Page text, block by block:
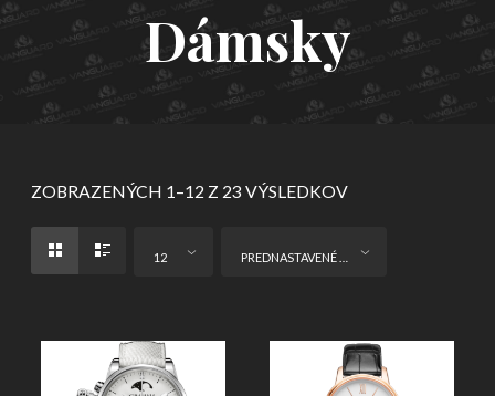
Dámsky
ZOBRAZENÝCH 1–12 Z 23 VÝSLEDKOV
12